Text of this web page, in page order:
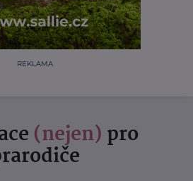
REKLAMA
(nejen) pro